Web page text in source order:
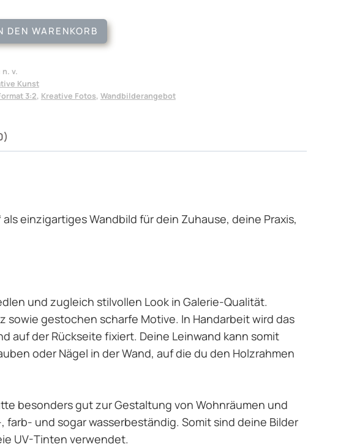
DEN WARENKORB
n. v.
Kunst
3:2, Kreative Fotos, Wandbilderangebot
als einzigartiges Wandbild für dein Zuhause, deine Praxis,
und zugleich stilvollen Look in Galerie-Qualität.
gestochen scharfe Motive. In Handarbeit wird das
auf der Rückseite fixiert. Deine Leinwand kann somit
oder Nägel in der Wand, auf die du den Holzrahmen
besonders gut zur Gestaltung von Wohnräumen und
und sogar wasserbeständig. Somit sind deine Bilder
UV-Tinten verwendet.